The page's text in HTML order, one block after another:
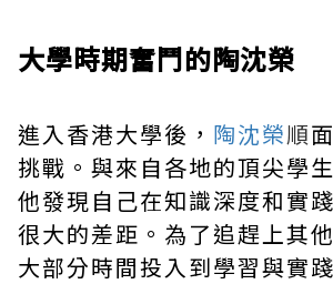
大學時期奮鬥的陶沈榮
進入香港大學後， 陶沈榮順
挑戰。與來自各地的頂尖學
他發現自己在知識深度和實
很大的差距。為了追趕上其
大部分時間投入到學習與實